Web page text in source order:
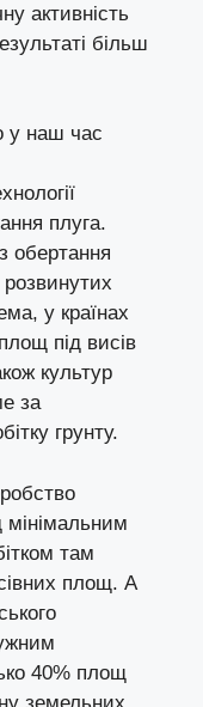
активність
більш
у наш час
плуга.
обертання
у країнах
під висів
культур
за
грунту.
там
площ. А
40% площ
земельних